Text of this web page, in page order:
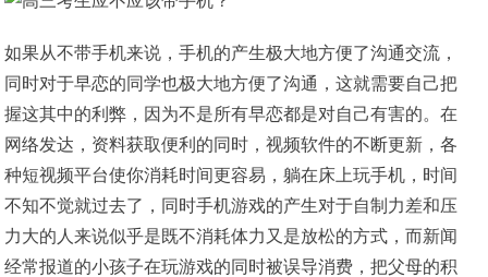
如果从不带手机来说，手机的产生极大地方便了沟通交流，
同时对于早恋的同学也极大地方便了沟通，这就需要自己把
握这其中的利弊，因为不是所有早恋都是对自己有害的。在
网络发达，资料获取便利的同时，视频软件的不断更新，各
种短视频平台使你消耗时间更容易，躺在床上玩手机，时间
不知不觉就过去了，同时手机游戏的产生对于自制力差和压
力大的人来说似乎是既不消耗体力又是放松的方式，而新闻
经常报道的小孩子在玩游戏的同时被误导消费，把父母的积